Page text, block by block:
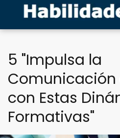
5 "Impulsa la
Comunicación
con Estas
Formativas"